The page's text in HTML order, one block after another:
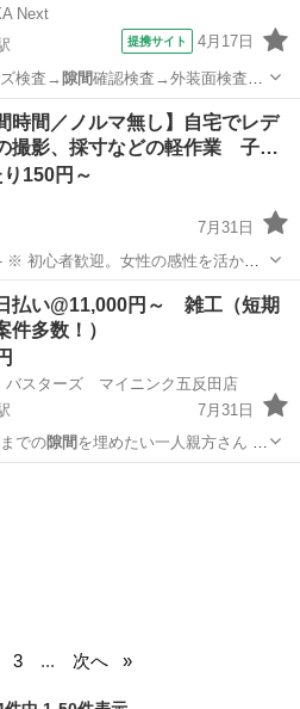
Next
提携サイト 4月17日
検査→ 隙間確認検査→外装面検査）
その他
時間／ノルマ無し】自宅でレデ
撮影、採寸などの軽作業 子…
150円～
7月31日
※ 初心者歓迎。女性の感性を活かせ
だける方を募集します。 趣旨にそ
の他 フリマサイト
払い@11,000円～ 雑工（短期
件多数！）
バスターズ マイニンク五反田店
7月31日
での隙間 を埋めたい一人親方さん ・
3 ... 次へ